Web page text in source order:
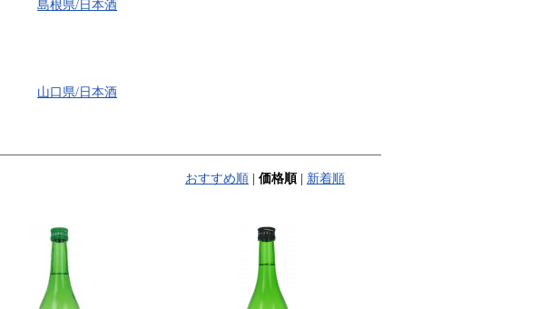
島根県/日本酒
山口県/日本酒
おすすめ順 価格順 新着順